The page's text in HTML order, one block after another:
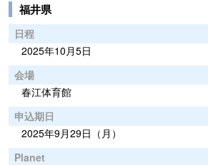
福井県
日程
2025年10月5日
会場
春江体育館
申込期日
2025年9月29日（月）
Planet